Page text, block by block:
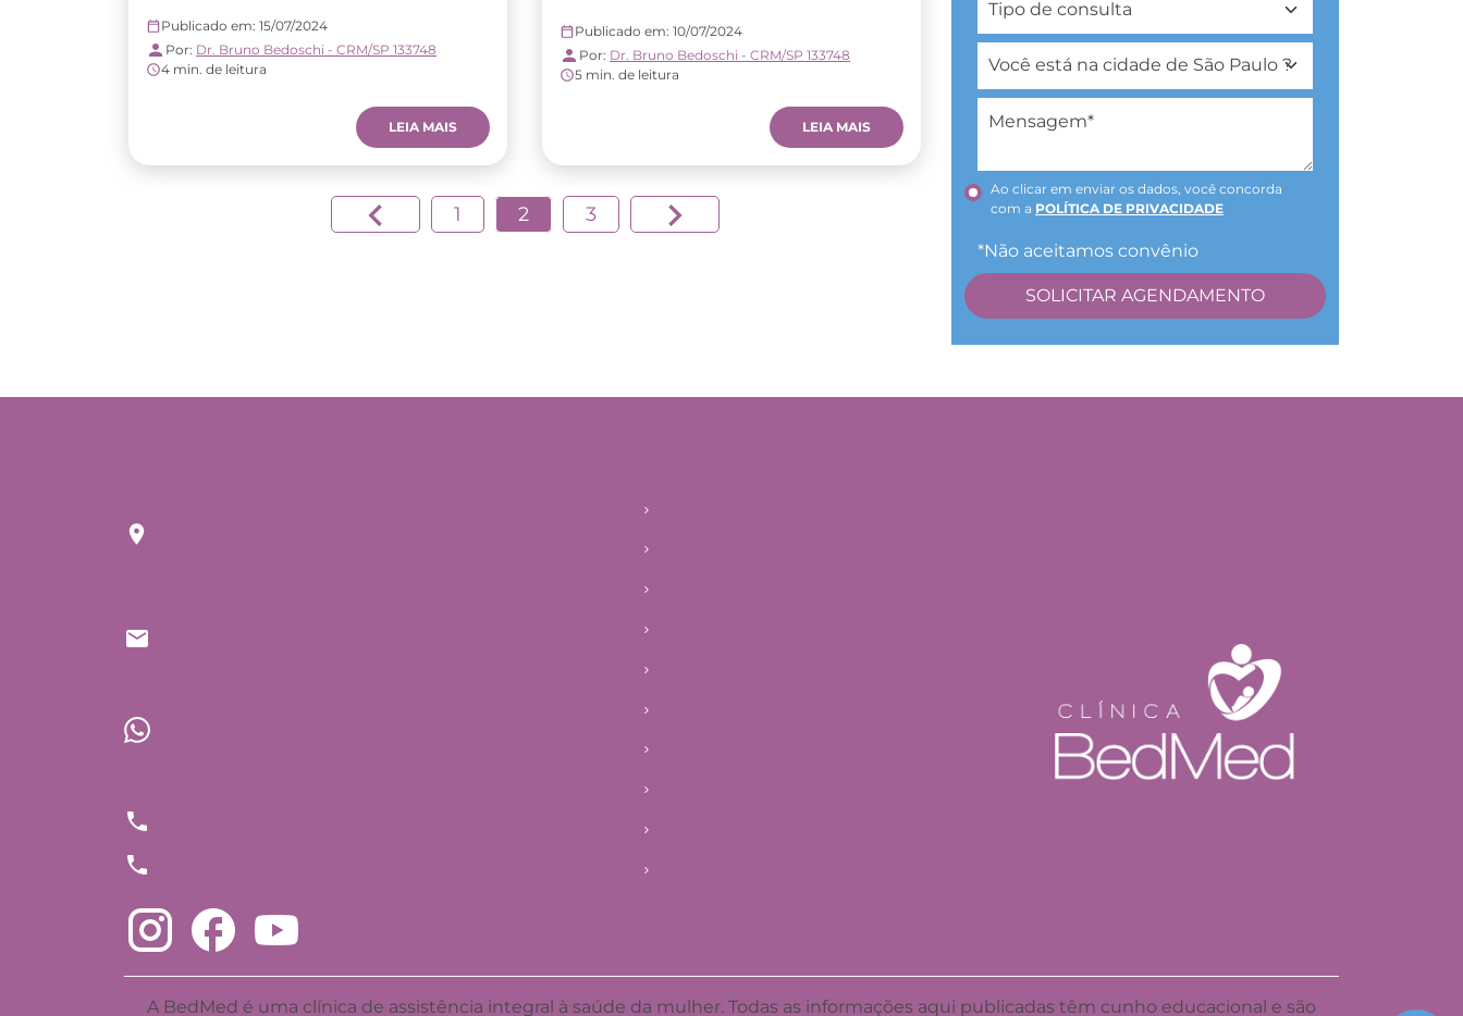
Publicado em: 15/07/2024
Por: Dr. Bruno Bedoschi - CRM/SP 133748
4 min. de leitura
LEIA MAIS
Publicado em: 10/07/2024
Por: Dr. Bruno Bedoschi - CRM/SP 133748
5 min. de leitura
LEIA MAIS
1 2 3
Ao clicar em enviar os dados, você concorda
com a POLÍTICA DE PRIVACIDADE
*Não aceitamos convênio
A BedMed é uma clínica de assistência integral à saúde da mulher. Todas as informações aqui publicadas têm cunho educacional e são